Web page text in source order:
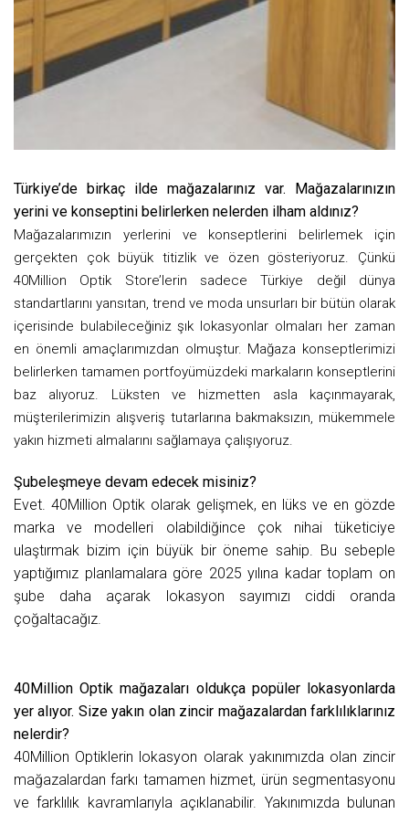
Türkiye’de birkaç ilde mağazalarınız var. Mağazalarınızın
yerini ve konseptini belirlerken nelerden ilham aldınız?
Mağazalarımızın yerlerini ve konseptlerini belirlemek için
gerçekten çok büyük titizlik ve özen gösteriyoruz. Çünkü
40Million Optik Store’lerin sadece Türkiye değil dünya
standartlarını yansıtan, trend ve moda unsurları bir bütün olarak
içerisinde bulabileceğiniz şık lokasyonlar olmaları her zaman
en önemli amaçlarımızdan olmuştur. Mağaza konseptlerimizi
belirlerken tamamen portfoyümüzdeki markaların konseptlerini
baz alıyoruz. Lüksten ve hizmetten asla kaçınmayarak,
müşterilerimizin alışveriş tutarlarına bakmaksızın, mükemmele
yakın hizmeti almalarını sağlamaya çalışıyoruz.
Şubeleşmeye devam edecek misiniz?
Evet. 40Million Optik olarak gelişmek, en lüks ve en gözde
marka ve modelleri olabildiğince çok nihai tüketiciye
ulaştırmak bizim için büyük bir öneme sahip. Bu sebeple
yaptığımız planlamalara göre 2025 yılına kadar toplam on
şube daha açarak lokasyon sayımızı ciddi oranda
çoğaltacağız.
40Million Optik mağazaları oldukça popüler lokasyonlarda
yer alıyor. Size yakın olan zincir mağazalardan farklılıklarınız
nelerdir?
40Million Optiklerin lokasyon olarak yakınımızda olan zincir
mağazalardan farkı tamamen hizmet, ürün segmentasyonu
ve farklılık kavramlarıyla açıklanabilir. Yakınımızda bulunan